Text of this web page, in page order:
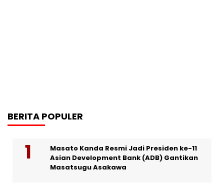
BERITA POPULER
Masato Kanda Resmi Jadi Presiden ke-11
Asian Development Bank (ADB) Gantikan
Masatsugu Asakawa